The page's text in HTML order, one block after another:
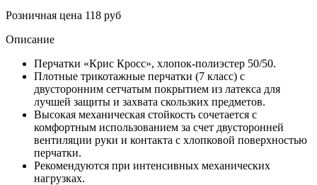
Розничная цена 118 руб
Описание
Перчатки «Крис Кросс», хлопок-полиэстер 50/50.
Плотные трикотажные перчатки (7 класс) с
двусторонним сетчатым покрытием из латекса для
лучшей защиты и захвата скользких предметов.
Высокая механическая стойкость сочетается с
комфортным использованием за счет двусторонней
вентиляции руки и контакта с хлопковой поверхностью
перчатки.
Рекомендуются при интенсивных механических
нагрузках.